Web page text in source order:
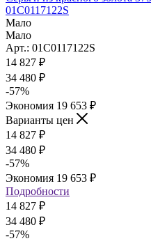
01С0117122S
Мало
Мало
Арт.: 01С0117122S
14 827 ₽
34 480 ₽
-57%
Экономия 19 653 ₽
Варианты цен
14 827 ₽
34 480 ₽
-57%
Экономия 19 653 ₽
Подробности
14 827 ₽
34 480 ₽
-57%